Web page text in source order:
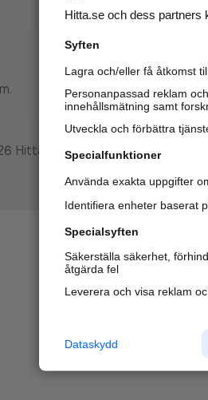
Hitta.se
Hitta.se och dess partners
Syften
Lagra och/eller få åtkomst
Personanpassad reklam
innehållsmätning samt
Utveckla och förbättra
Specialfunktioner
Använda exakta uppgifter
Identifiera enheter baserat
Specialsyften
Säkerställa säkerhet,
åtgärda fel
Leverera och visa reklam
Dataskydd